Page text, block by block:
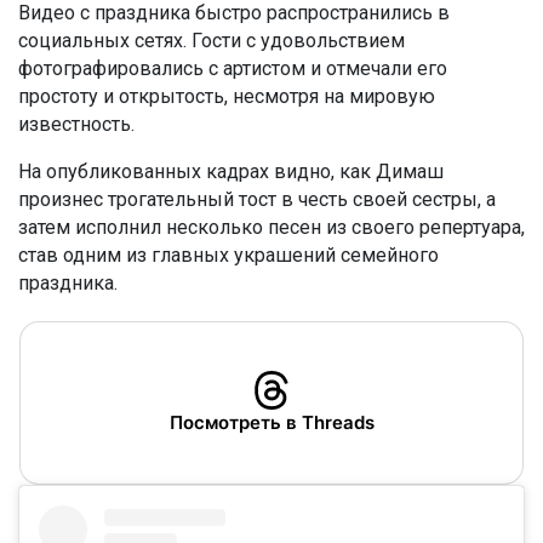
Видео с праздника быстро распространились в
социальных сетях. Гости с удовольствием
фотографировались с артистом и отмечали его
простоту и открытость, несмотря на мировую
известность.
На опубликованных кадрах видно, как Димаш
произнес трогательный тост в честь своей сестры, а
затем исполнил несколько песен из своего репертуара,
став одним из главных украшений семейного
праздника.
Посмотреть в Threads